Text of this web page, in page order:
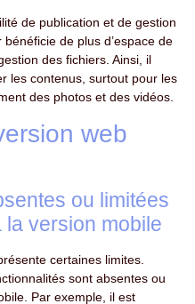
de publication et de gestion
de plus d’espace de
des fichiers. Ainsi, il
les contenus, surtout pour les
des photos et des vidéos.
web
ou limitées
version mobile
certaines limites.
sont absentes ou
Par exemple, il est